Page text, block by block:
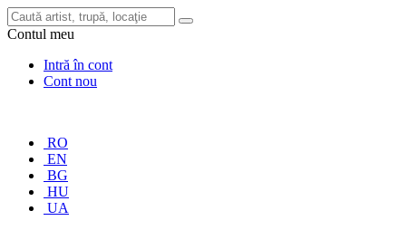
Contul meu
Intră în cont
Cont nou
RO
EN
BG
HU
UA